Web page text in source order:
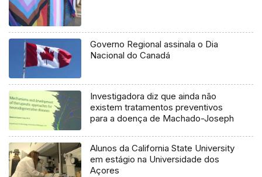
Governo Regional assinala o Dia
Nacional do Canadá
Investigadora diz que ainda não
existem tratamentos preventivos
para a doença de Machado-Joseph
Alunos da California State University
em estágio na Universidade dos
Açores